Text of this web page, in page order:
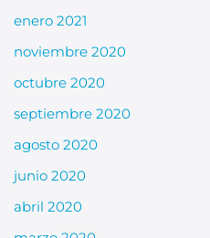
enero 2021
noviembre 2020
octubre 2020
septiembre 2020
agosto 2020
junio 2020
abril 2020